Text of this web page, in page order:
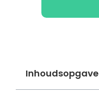
Inhoudsopgave